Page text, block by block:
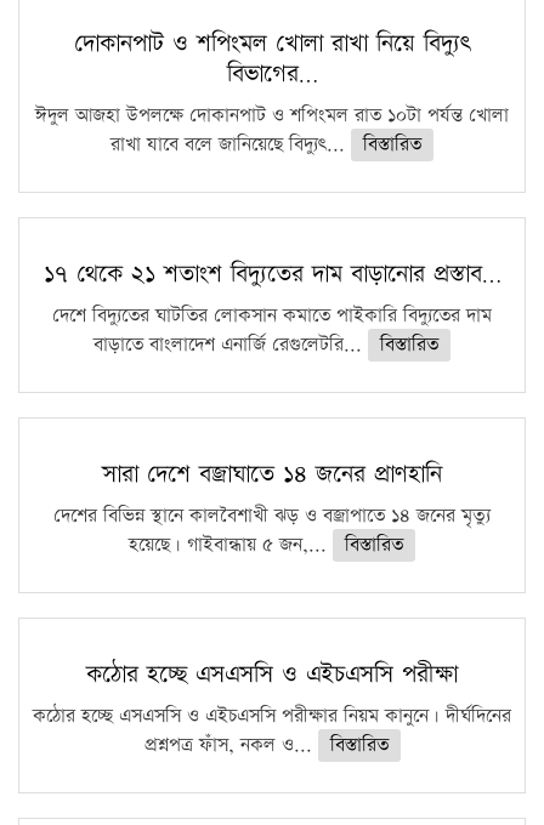
দোকানপাট ও শপিংমল খোলা রাখা নিয়ে বিদ্যুৎ
বিভাগের…
ঈদুল আজহা উপলক্ষে দোকানপাট ও শপিংমল রাত ১০টা পর্যন্ত খোলা
রাখা যাবে বলে জানিয়েছে বিদ্যুৎ...
বিস্তারিত
১৭ থেকে ২১ শতাংশ বিদ্যুতের দাম বাড়ানোর প্রস্তাব…
দেশে বিদ্যুতের ঘাটতির লোকসান কমাতে পাইকারি বিদ্যুতের দাম
বাড়াতে বাংলাদেশ এনার্জি রেগুলেটরি...
বিস্তারিত
সারা দেশে বজ্রাঘাতে ১৪ জনের প্রাণহানি
দেশের বিভিন্ন স্থানে কালবৈশাখী ঝড় ও বজ্রাপাতে ১৪ জনের মৃত্যু
হয়েছে। গাইবান্ধায় ৫ জন,...
বিস্তারিত
কঠোর হচ্ছে এসএসসি ও এইচএসসি পরীক্ষা
কঠোর হচ্ছে এসএসসি ও এইচএসসি পরীক্ষার নিয়ম কানুনে। দীর্ঘদিনের
প্রশ্নপত্র ফাঁস, নকল ও...
বিস্তারিত